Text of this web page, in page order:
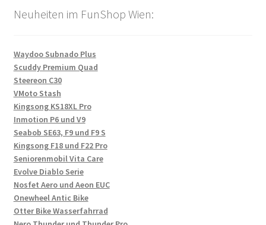
Neuheiten im FunShop Wien:
Waydoo Subnado Plus
Scuddy Premium Quad
Steereon C30
VMoto Stash
Kingsong KS18XL Pro
Inmotion P6 und V9
Seabob SE63, F9 und F9 S
Kingsong F18 und F22 Pro
Seniorenmobil Vita Care
Evolve Diablo Serie
Nosfet Aero und Aeon EUC
Onewheel Antic Bike
Otter Bike Wasserfahrrad